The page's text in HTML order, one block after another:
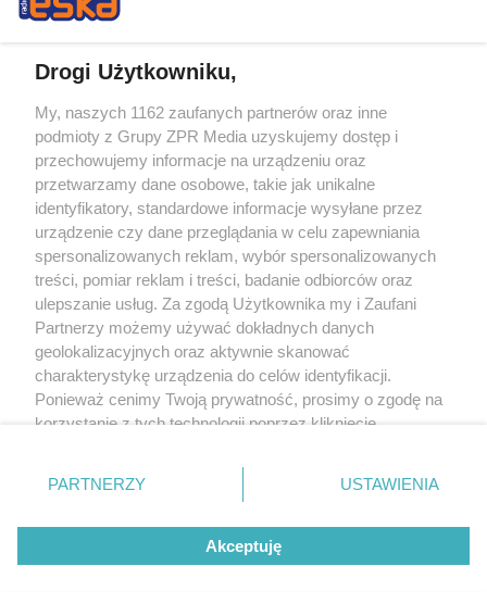
Drogi Użytkowniku,
My, naszych 1162 zaufanych partnerów oraz inne
podmioty z Grupy ZPR Media uzyskujemy dostęp i
przechowujemy informacje na urządzeniu oraz
przetwarzamy dane osobowe, takie jak unikalne
identyfikatory, standardowe informacje wysyłane przez
urządzenie czy dane przeglądania w celu zapewniania
spersonalizowanych reklam, wybór spersonalizowanych
treści, pomiar reklam i treści, badanie odbiorców oraz
ulepszanie usług. Za zgodą Użytkownika my i Zaufani
Partnerzy możemy używać dokładnych danych
geolokalizacyjnych oraz aktywnie skanować
charakterystykę urządzenia do celów identyfikacji.
Ponieważ cenimy Twoją prywatność, prosimy o zgodę na
korzystanie z tych technologii poprzez kliknięcie
zmienić/wycofać klikając przycisk ustawień prywatności
znajdujący się w lewym dolnym rogu strony
rodzaje przetwarzania danych nie wymagają zgody
użytkownika, ale masz prawo sprzeciwić się takiemu
przetwarzaniu. Preferencje będą miały zastosowanie tylko
PARTNERZY USTAWIENIA
Akceptuję